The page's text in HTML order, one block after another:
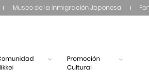
Museo de la Inmigración Japonesa
Promoción
Cultural